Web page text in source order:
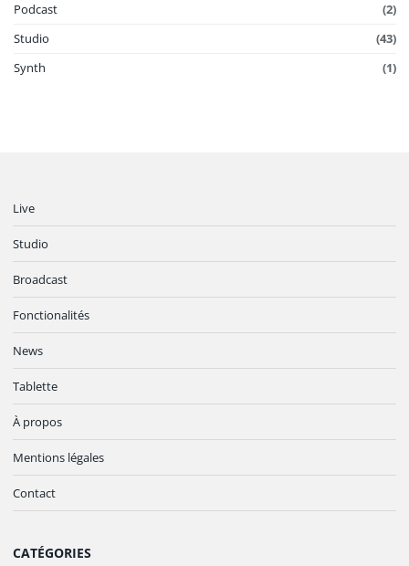
Podcast
(2)
Studio
(43)
Synth
(1)
Live
Studio
Broadcast
Fonctionalités
News
Tablette
À propos
Mentions légales
Contact
CATÉGORIES